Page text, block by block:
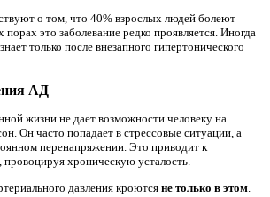
о том, что 40% взрослых людей болеют
это заболевание редко проявляется. Иногда
только после внезапного гипертонического
АД
жизни не дает возможности человеку на
Он часто попадает в стрессовые ситуации, а
перенапряжении. Это приводит к
, провоцируя хроническую усталость.
давления кроются не только в этом